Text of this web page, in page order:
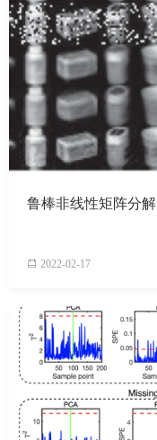
鲁棒非线性矩阵分解
2022-02-17